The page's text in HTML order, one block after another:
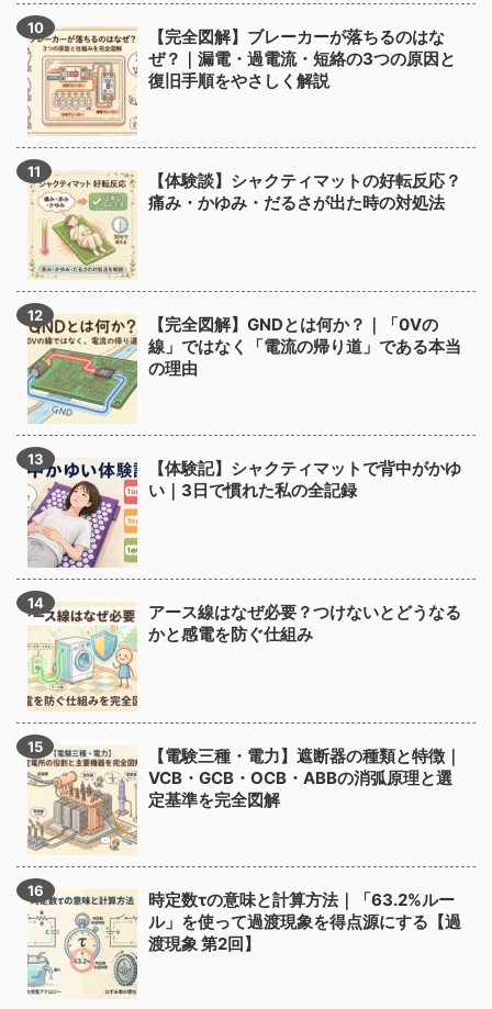
【完全図解】ブレーカーが落ちるのはな
ぜ？｜漏電・過電流・短絡の3つの原因と
復旧手順をやさしく解説
【体験談】シャクティマットの好転反応？
痛み・かゆみ・だるさが出た時の対処法
【完全図解】GNDとは何か？｜「0Vの
線」ではなく「電流の帰り道」である本当
の理由
【体験記】シャクティマットで背中がかゆ
い｜3日で慣れた私の全記録
アース線はなぜ必要？つけないとどうなる
かと感電を防ぐ仕組み
【電験三種・電力】遮断器の種類と特徴｜
VCB・GCB・OCB・ABBの消弧原理と選
定基準を完全図解
時定数τの意味と計算方法｜「63.2%ルー
ル」を使って過渡現象を得点源にする【過
渡現象 第2回】